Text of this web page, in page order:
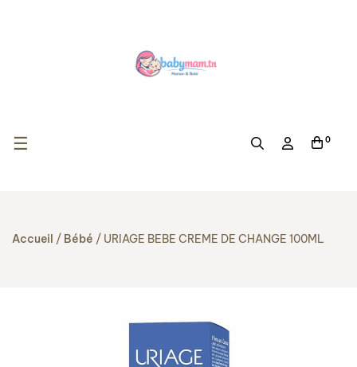
Basculer la navigation
☰ 0
Accueil Bébé URIAGE BEBE CREME DE CHANGE 100ML